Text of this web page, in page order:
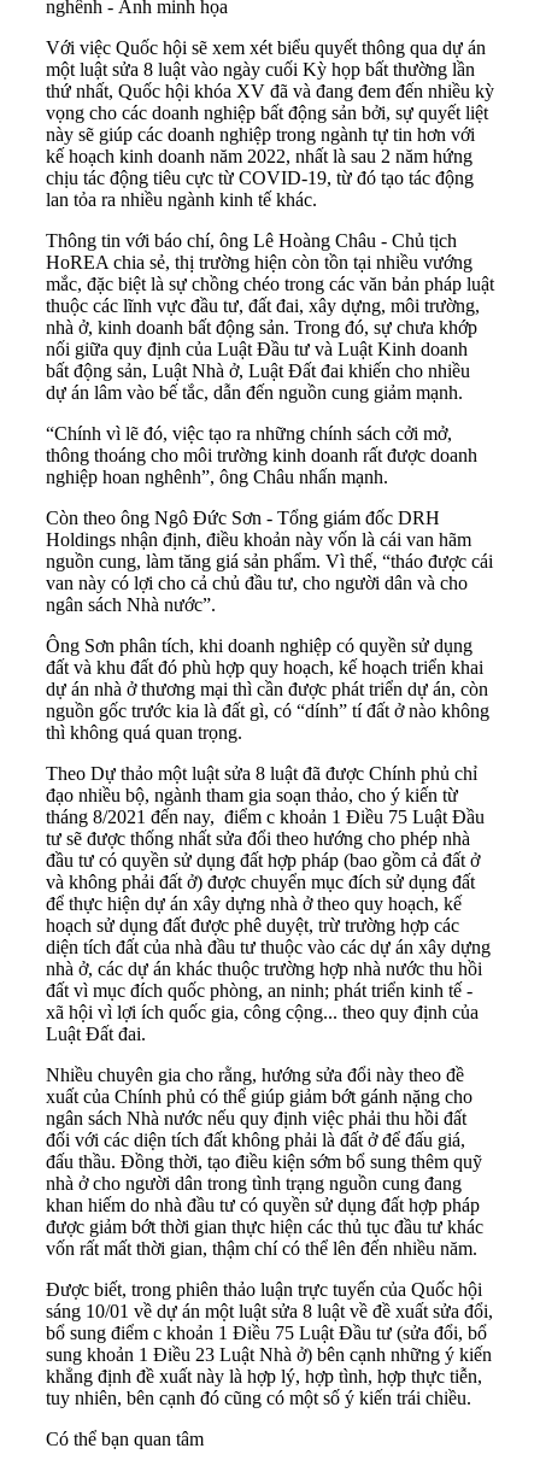
nghênh - Ảnh minh họa
Với việc Quốc hội sẽ xem xét biểu quyết thông qua dự án
một luật sửa 8 luật vào ngày cuối Kỳ họp bất thường lần
thứ nhất, Quốc hội khóa XV đã và đang đem đến nhiều kỳ
vọng cho các doanh nghiệp bất động sản bởi, sự quyết liệt
này sẽ giúp các doanh nghiệp trong ngành tự tin hơn với
kế hoạch kinh doanh năm 2022, nhất là sau 2 năm hứng
chịu tác động tiêu cực từ COVID-19, từ đó tạo tác động
lan tỏa ra nhiều ngành kinh tế khác.
Thông tin với báo chí, ông Lê Hoàng Châu - Chủ tịch
HoREA chia sẻ, thị trường hiện còn tồn tại nhiều vướng
mắc, đặc biệt là sự chồng chéo trong các văn bản pháp luật
thuộc các lĩnh vực đầu tư, đất đai, xây dựng, môi trường,
nhà ở, kinh doanh bất động sản. Trong đó, sự chưa khớp
nối giữa quy định của Luật Đầu tư và Luật Kinh doanh
bất động sản, Luật Nhà ở, Luật Đất đai khiến cho nhiều
dự án lâm vào bế tắc, dẫn đến nguồn cung giảm mạnh.
“Chính vì lẽ đó, việc tạo ra những chính sách cởi mở,
thông thoáng cho môi trường kinh doanh rất được doanh
nghiệp hoan nghênh”, ông Châu nhấn mạnh.
Còn theo ông Ngô Đức Sơn - Tổng giám đốc DRH
Holdings nhận định, điều khoản này vốn là cái van hãm
nguồn cung, làm tăng giá sản phẩm. Vì thế, “tháo được cái
van này có lợi cho cả chủ đầu tư, cho người dân và cho
ngân sách Nhà nước”.
Ông Sơn phân tích, khi doanh nghiệp có quyền sử dụng
đất và khu đất đó phù hợp quy hoạch, kế hoạch triển khai
dự án nhà ở thương mại thì cần được phát triển dự án, còn
nguồn gốc trước kia là đất gì, có “dính” tí đất ở nào không
thì không quá quan trọng.
Theo Dự thảo một luật sửa 8 luật đã được Chính phủ chỉ
đạo nhiều bộ, ngành tham gia soạn thảo, cho ý kiến từ
tháng 8/2021 đến nay, điểm c khoản 1 Điều 75 Luật Đầu
tư sẽ được thống nhất sửa đổi theo hướng cho phép nhà
đầu tư có quyền sử dụng đất hợp pháp (bao gồm cả đất ở
và không phải đất ở) được chuyển mục đích sử dụng đất
để thực hiện dự án xây dựng nhà ở theo quy hoạch, kế
hoạch sử dụng đất được phê duyệt, trừ trường hợp các
diện tích đất của nhà đầu tư thuộc vào các dự án xây dựng
nhà ở, các dự án khác thuộc trường hợp nhà nước thu hồi
đất vì mục đích quốc phòng, an ninh; phát triển kinh tế -
xã hội vì lợi ích quốc gia, công cộng... theo quy định của
Luật Đất đai.
Nhiều chuyên gia cho rằng, hướng sửa đổi này theo đề
xuất của Chính phủ có thể giúp giảm bớt gánh nặng cho
ngân sách Nhà nước nếu quy định việc phải thu hồi đất
đối với các diện tích đất không phải là đất ở để đấu giá,
đấu thầu. Đồng thời, tạo điều kiện sớm bổ sung thêm quỹ
nhà ở cho người dân trong tình trạng nguồn cung đang
khan hiếm do nhà đầu tư có quyền sử dụng đất hợp pháp
được giảm bớt thời gian thực hiện các thủ tục đầu tư khác
vốn rất mất thời gian, thậm chí có thể lên đến nhiều năm.
Được biết, trong phiên thảo luận trực tuyến của Quốc hội
sáng 10/01 về dự án một luật sửa 8 luật về đề xuất sửa đổi,
bổ sung điểm c khoản 1 Điều 75 Luật Đầu tư (sửa đổi, bổ
sung khoản 1 Điều 23 Luật Nhà ở) bên cạnh những ý kiến
khẳng định đề xuất này là hợp lý, hợp tình, hợp thực tiễn,
tuy nhiên, bên cạnh đó cũng có một số ý kiến trái chiều.
Có thể bạn quan tâm